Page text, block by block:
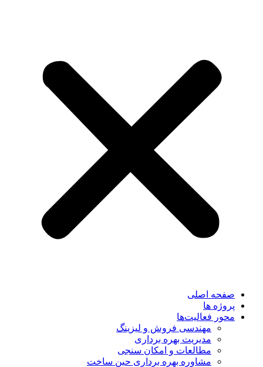
صفحه اصلی
پروژه ها
محور فعالیت‌‌ها
مهندسی فروش و لیزینگ
مدیریت بهره برداری
مطالعات و امکان سنجی
مشاوره بهره برداری حین ساخت